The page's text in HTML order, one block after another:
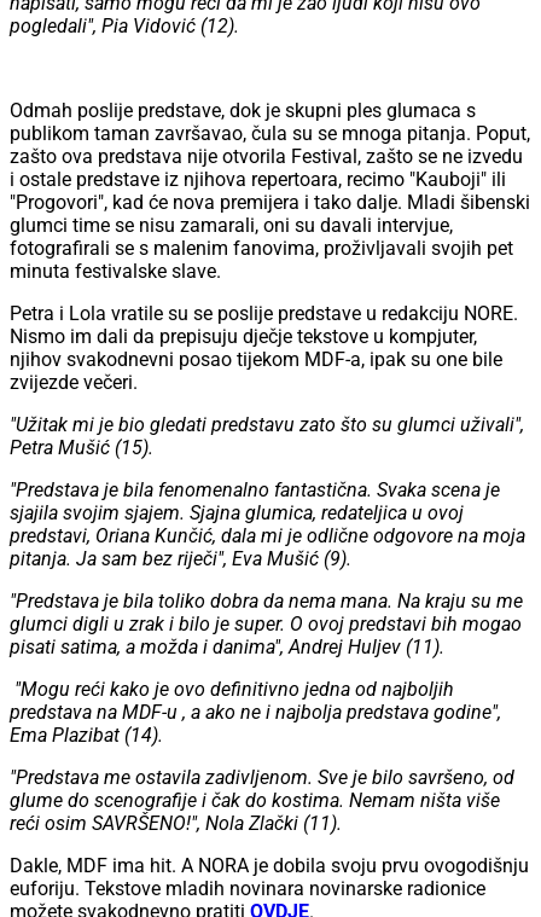
pogledali", Pia Vidović (12).
Odmah poslije predstave, dok je skupni ples glumaca s
publikom taman završavao, čula su se mnoga pitanja. Poput,
zašto ova predstava nije otvorila Festival, zašto se ne izvedu
i ostale predstave iz njihova repertoara, recimo "Kauboji" ili
"Progovori", kad će nova premijera i tako dalje. Mladi šibenski
glumci time se nisu zamarali, oni su davali intervjue,
fotografirali se s malenim fanovima, proživljavali svojih pet
minuta festivalske slave.
Petra i Lola vratile su se poslije predstave u redakciju NORE.
Nismo im dali da prepisuju dječje tekstove u kompjuter,
njihov svakodnevni posao tijekom MDF-a, ipak su one bile
zvijezde večeri.
"Užitak mi je bio gledati predstavu zato što su glumci uživali",
Petra Mušić (15).
"Predstava je bila fenomenalno fantastična. Svaka scena je
sjajila svojim sjajem. Sjajna glumica, redateljica u ovoj
predstavi, Oriana Kunčić, dala mi je odlične odgovore na moja
pitanja. Ja sam bez riječi", Eva Mušić (9).
"Predstava je bila toliko dobra da nema mana. Na kraju su me
glumci digli u zrak i bilo je super. O ovoj predstavi bih mogao
pisati satima, a možda i danima", Andrej Huljev (11).
"Mogu reći kako je ovo definitivno jedna od najboljih
predstava na MDF-u , a ako ne i najbolja predstava godine",
Ema Plazibat (14).
"Predstava me ostavila zadivljenom. Sve je bilo savršeno, od
glume do scenografije i čak do kostima. Nemam ništa više
reći osim SAVRŠENO!", Nola Zlački (11).
Dakle, MDF ima hit. A NORA je dobila svoju prvu ovogodišnju
euforiju. Tekstove mladih novinara novinarske radionice
možete svakodnevno pratiti OVDJE.